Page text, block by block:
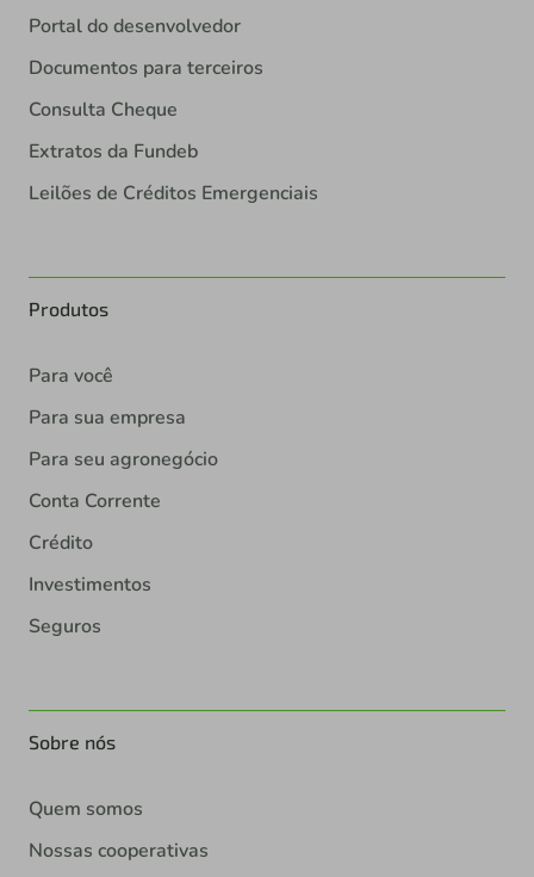
Portal do desenvolvedor
Documentos para terceiros
Consulta Cheque
Extratos da Fundeb
Leilões de Créditos Emergenciais
Produtos
Para você
Para sua empresa
Para seu agronegócio
Conta Corrente
Crédito
Investimentos
Seguros
Sobre nós
Quem somos
Nossas cooperativas